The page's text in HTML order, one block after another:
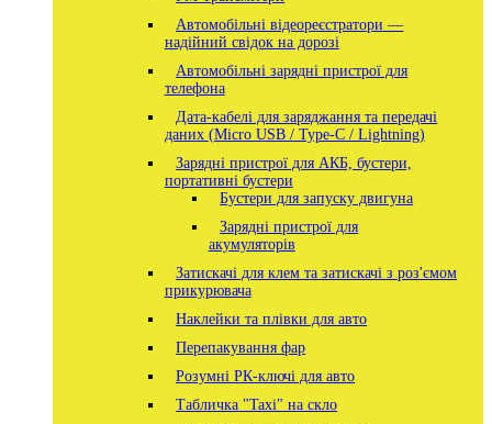
Автомобільні відеореєстратори —
надійний свідок на дорозі
Автомобільні зарядні пристрої для
телефона
Дата-кабелі для заряджання та передачі
даних (Micro USB / Type-C / Lightning)
Зарядні пристрої для АКБ, бустери,
портативні бустери
Бустери для запуску двигуна
Зарядні пристрої для
акумуляторів
Затискачі для клем та затискачі з роз'ємом
прикурювача
Наклейки та плівки для авто
Перепакування фар
Розумні РК-ключі для авто
Табличка "Taxi" на скло